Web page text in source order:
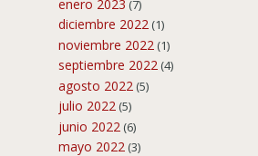
enero 2023 (7)
diciembre 2022 (1)
noviembre 2022 (1)
septiembre 2022 (4)
agosto 2022 (5)
julio 2022 (5)
junio 2022 (6)
mayo 2022 (3)